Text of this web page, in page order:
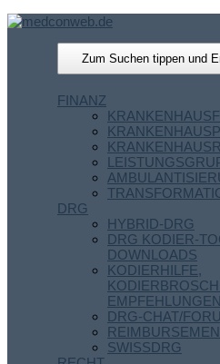
FINANZ
DRG
HYBRID-DRG
DRG KODIER-
DOWNLOADS
KODIERHILFE,
EMPFEHLUNGEN
DRG-CHAT/
SWISSDRG